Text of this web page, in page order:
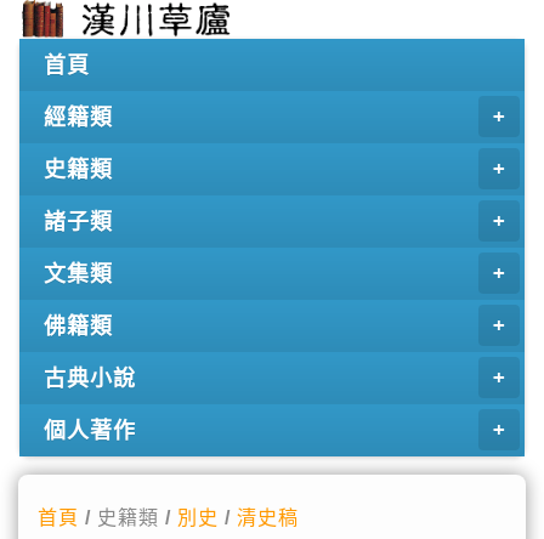
首頁
經籍類
史籍類
諸子類
文集類
佛籍類
古典小說
個人著作
首頁 / 史籍類 / 別史 /清史稿